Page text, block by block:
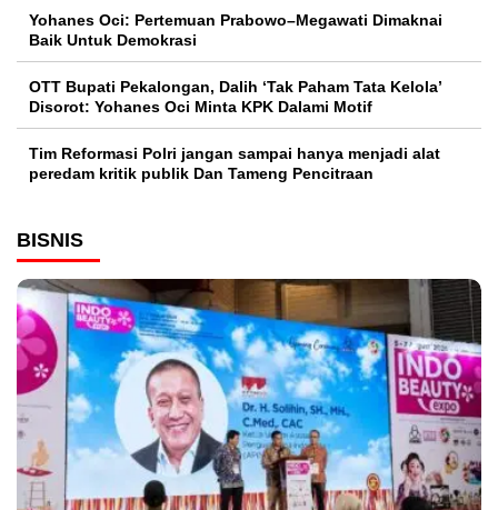
Yohanes Oci: Pertemuan Prabowo–Megawati Dimaknai
Baik Untuk Demokrasi
OTT Bupati Pekalongan, Dalih ‘Tak Paham Tata Kelola’
Disorot: Yohanes Oci Minta KPK Dalami Motif
Tim Reformasi Polri jangan sampai hanya menjadi alat
peredam kritik publik Dan Tameng Pencitraan
BISNIS